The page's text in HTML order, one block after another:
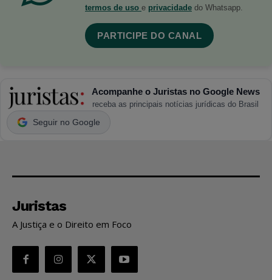
termos de uso e privacidade do Whatsapp.
PARTICIPE DO CANAL
Acompanhe o Juristas no Google News
receba as principais notícias jurídicas do Brasil
Seguir no Google
Juristas
A Justiça e o Direito em Foco